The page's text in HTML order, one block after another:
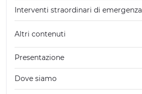
Interventi straordinari di emergenza
Altri contenuti
Presentazione
Dove siamo